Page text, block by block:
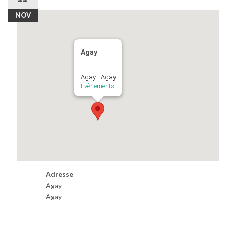
NOV
Agay
Agay - Agay
Évènements
Adresse
Agay
Agay